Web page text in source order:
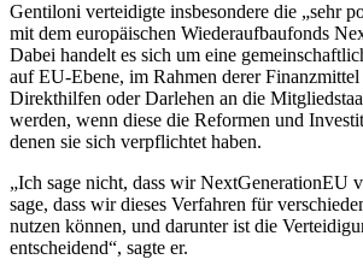
Gentiloni verteidigte insbesondere die „sehr
mit dem europäischen Wiederaufbaufonds
Dabei handelt es sich um eine
auf EU-Ebene, im Rahmen derer
Direkthilfen oder Darlehen an die
werden, wenn diese die Reformen und
denen sie sich verpflichtet haben.
„Ich sage nicht, dass wir NextGenerationEU
sage, dass wir dieses Verfahren für
nutzen können, und darunter ist die
entscheidend“, sagte er.